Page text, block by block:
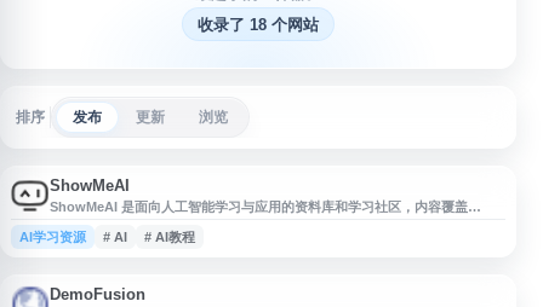
收录了 18 个网站
排序 发布 更新 浏览
ShowMeAI
ShowMeAI 是面向人工智能学习与应用的资料库和学习社区，内容覆盖
Python、数据科学、机器学习、深度学习、自然语言处理、计算机视觉等方
向。网站提供结构化学习路径、技术教程、项目资料与求职相关资源，适合
AI学习资源 # AI # AI教程
DemoFusion